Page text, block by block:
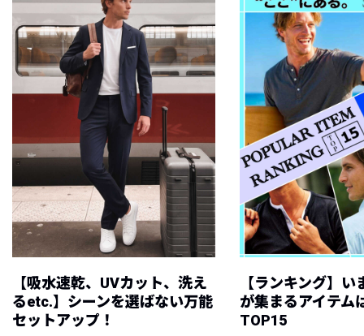
【吸水速乾、UVカット、洗え
るetc.】シーンを選ばない万能
セットアップ！
【ランキング】
が集まるアイテム
TOP15